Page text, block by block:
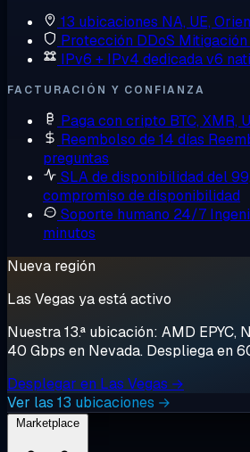
13 ubicaciones NA, UE,
Protección DDoS
IPv6 + IPv4 dedicadav6
FACTURACIÓN Y CONFIANZA
Paga con cripto BTC, XMR,
Reembolso de 14 días
preguntas
SLA de disponibilidad del
compromiso de disponibilidad
Soporte humano 24/7
minutos
Nueva región
Las Vegas ya está activo
Nuestra 13.ª ubicación: AMD EPYC,
40 Gbps en Nevada. Despliega en
Desplegar en Las Vegas →
Ver las 13 ubicaciones →